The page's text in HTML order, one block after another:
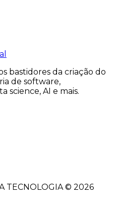
bastidores da criação do
de software,
science, AI e mais.
TECNOLOGIA © 2026